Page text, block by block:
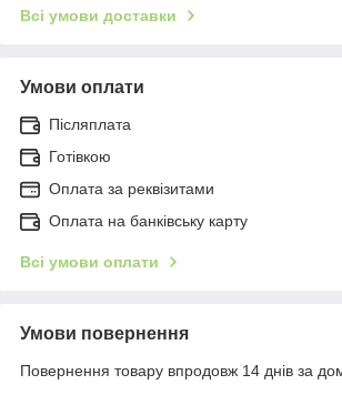
Всі умови доставки
Умови оплати
Післяплата
Готівкою
Оплата за реквізитами
Оплата на банківську карту
Всі умови оплати
Умови повернення
Повернення товару впродовж 14 днів за